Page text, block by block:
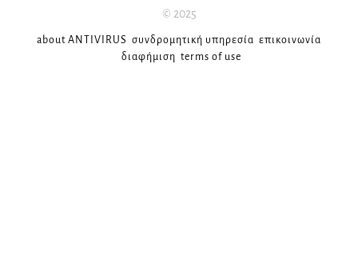
© 2025
about ANTIVIRUS συνδρομητική υπηρεσία επικοινωνία
διαφήμιση terms of use